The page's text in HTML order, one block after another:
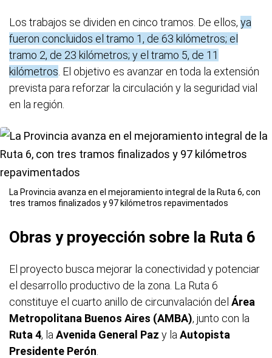
Los trabajos se dividen en cinco tramos. De ellos, ya
fueron concluidos el tramo 1, de 63 kilómetros; el
tramo 2, de 23 kilómetros; y el tramo 5, de 11
kilómetros . El objetivo es avanzar en toda la extensión
prevista para reforzar la circulación y la seguridad vial
en la región.
La Provincia avanza en el mejoramiento integral de la Ruta 6, con
tres tramos finalizados y 97 kilómetros repavimentados
Obras y proyección sobre la Ruta 6
El proyecto busca mejorar la conectividad y potenciar
el desarrollo productivo de la zona. La Ruta 6
constituye el cuarto anillo de circunvalación del Área
Metropolitana Buenos Aires (AMBA), junto con la
Ruta 4, la Avenida General Paz y la Autopista
Presidente Perón